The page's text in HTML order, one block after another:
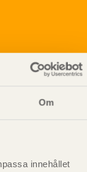
Om
innehållet